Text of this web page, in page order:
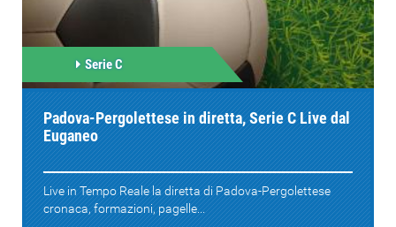
Serie C
Padova-Pergolettese in diretta, Serie C Live dal
Euganeo
Live in Tempo Reale la diretta di Padova-Pergolettese
cronaca, formazioni, pagelle...